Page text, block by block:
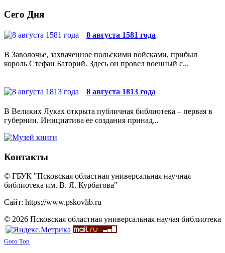
Сего Дня
8 августа 1581 года
В Заволочье, захваченное польскими войсками, прибыл
король Стефан Баторий. Здесь он провел военный с...
8 августа 1813 года
В Великих Луках открыта публичная библиотека – первая в
губернии. Инициатива ее создания принад...
Контакты
© ГБУК "Псковская областная универсальная научная
библиотека им. В. Я. Курбатова"
Сайт: https://www.pskovlib.ru
© 2026 Псковская областная универсальная научая библиотека
Goto Top